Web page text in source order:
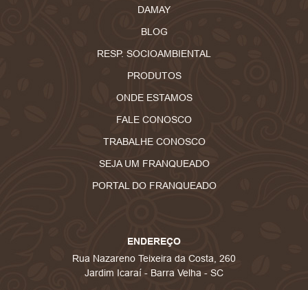
DAMAY
BLOG
RESP. SOCIOAMBIENTAL
PRODUTOS
ONDE ESTAMOS
FALE CONOSCO
TRABALHE CONOSCO
SEJA UM FRANQUEADO
PORTAL DO FRANQUEADO
ENDEREÇO
Rua Nazareno Teixeira da Costa, 260
Jardim Icaraí - Barra Velha - SC